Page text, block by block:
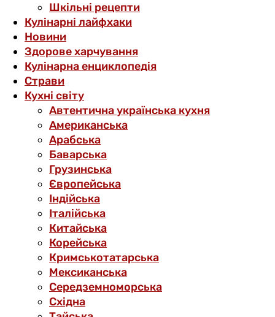
Шкільні рецепти
Кулінарні лайфхаки
Новини
Здорове харчування
Кулінарна енциклопедія
Страви
Кухні світу
Автентична українська кухня
Американська
Арабська
Баварська
Грузинська
Європейська
Індійська
Італійська
Китайська
Корейська
Кримськотатарська
Мексиканська
Середземноморська
Східна